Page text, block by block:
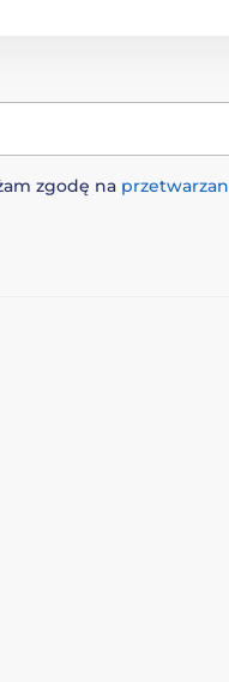
zgodę na